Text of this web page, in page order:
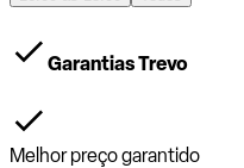
Garantias Trevo
Melhor preço garantido